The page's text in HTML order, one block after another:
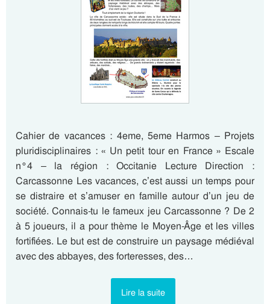
Cahier de vacances : 4eme, 5eme Harmos – Projets
pluridisciplinaires : « Un petit tour en France » Escale
n°4 – la région : Occitanie Lecture Direction :
Carcassonne Les vacances, c’est aussi un temps pour
se distraire et s’amuser en famille autour d’un jeu de
société. Connais-tu le fameux jeu Carcassonne ? De 2
à 5 joueurs, il a pour thème le Moyen-Âge et les villes
fortifiées. Le but est de construire un paysage médiéval
avec des abbayes, des forteresses, des…
Lire la suite